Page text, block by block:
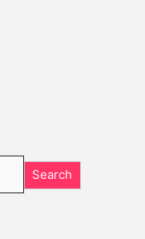
Search